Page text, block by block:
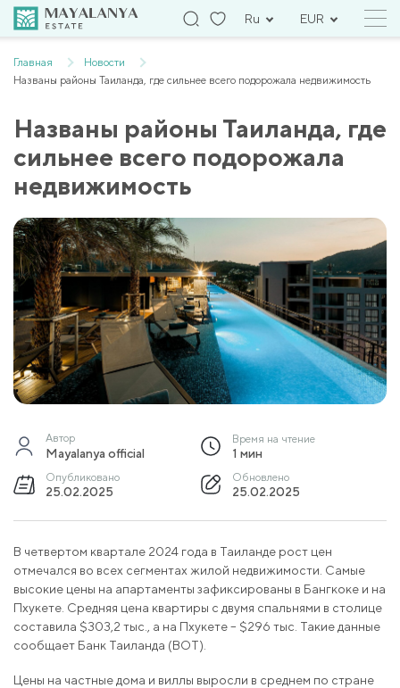
Ru EUR
Главная
Новости
Названы районы Таиланда, где сильнее всего подорожала недвижимость
Названы районы Таиланда, где
сильнее всего подорожала
недвижимость
Автор
Mayalanya official
Время на чтение
1 мин
Опубликовано
25.02.2025
Обновлено
25.02.2025
В четвертом квартале 2024 года в Таиланде рост цен
отмечался во всех сегментах жилой недвижимости. Самые
высокие цены на апартаменты зафиксированы в Бангкоке и на
Пхукете. Средняя цена квартиры с двумя спальнями в столице
составила $303,2 тыс., а на Пхукете – $296 тыс. Такие данные
сообщает Банк Таиланда (BOT).
Цены на частные дома и виллы выросли в среднем по стране